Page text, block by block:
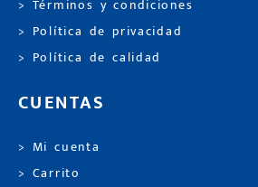
> Términos y condiciones
> Política de privacidad
> Política de calidad
CUENTAS
> Mi cuenta
> Carrito